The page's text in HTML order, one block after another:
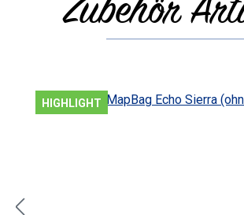
Zubehör
HIGHLIGHT